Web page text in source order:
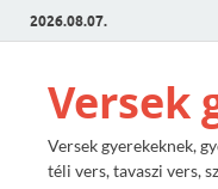
2026.08.07.
Versek
Versek gyerekeknek,
téli vers, tavaszi vers,